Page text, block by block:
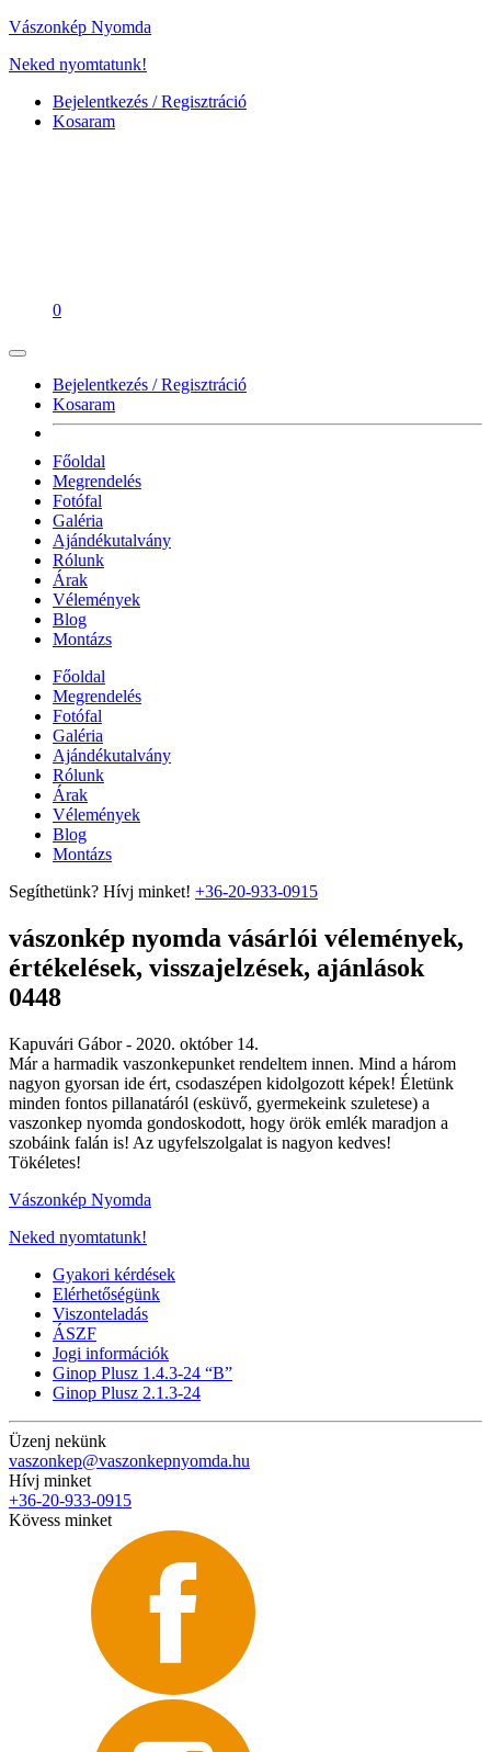
Vászonkép Nyomda
Neked nyomtatunk!
Bejelentkezés / Regisztráció
Kosaram
0
Bejelentkezés / Regisztráció
Kosaram
Főoldal
Megrendelés
Fotófal
Galéria
Ajándékutalvány
Rólunk
Árak
Vélemények
Blog
Montázs
Főoldal
Megrendelés
Fotófal
Galéria
Ajándékutalvány
Rólunk
Árak
Vélemények
Blog
Montázs
Segíthetünk? Hívj minket! +36-20-933-0915
vászonkép nyomda vásárlói vélemények,
értékelések, visszajelzések, ajánlások
0448
Kapuvári Gábor - 2020. október 14.
Már a harmadik vaszonkepunket rendeltem innen. Mind a három
nagyon gyorsan ide ért, csodaszépen kidolgozott képek! Életünk
minden fontos pillanatáról (esküvő, gyermekeink szuletese) a
vaszonkep nyomda gondoskodott, hogy örök emlék maradjon a
szobáink falán is! Az ugyfelszolgalat is nagyon kedves!
Tökéletes!
Vászonkép Nyomda
Neked nyomtatunk!
Gyakori kérdések
Elérhetőségünk
Viszonteladás
ÁSZF
Jogi információk
Ginop Plusz 1.4.3-24 “B”
Ginop Plusz 2.1.3-24
Üzenj nekünk
vaszonkep@vaszonkepnyomda.hu
Hívj minket
+36-20-933-0915
Kövess minket